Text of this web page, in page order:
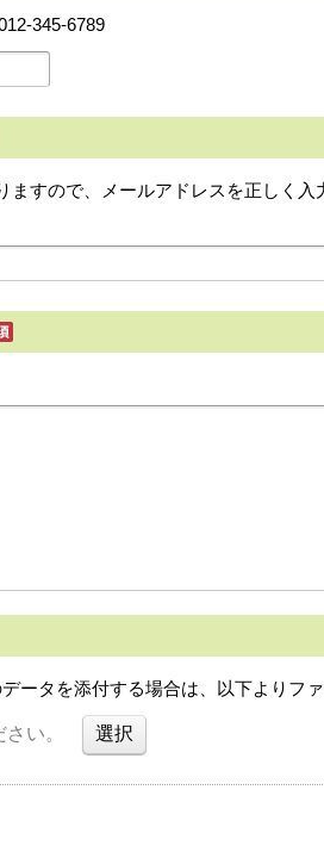
345-6789
ますので、メールアドレスを正しく入
ータを添付する場合は、以下よりフ
い。